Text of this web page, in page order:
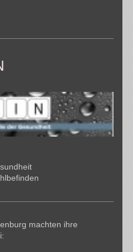
machten ihre